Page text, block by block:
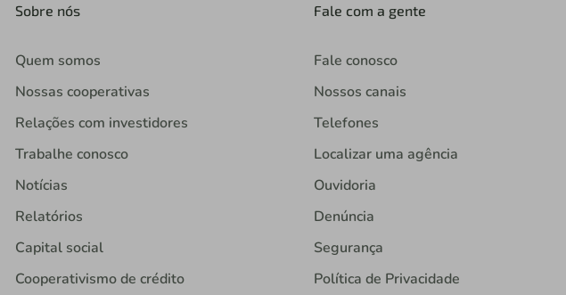
Sobre nós
Quem somos
Nossas cooperativas
Relações com investidores
Trabalhe conosco
Notícias
Relatórios
Capital social
Cooperativismo de crédito
Fale com a gente
Fale conosco
Nossos canais
Telefones
Localizar uma agência
Ouvidoria
Denúncia
Segurança
Política de Privacidade